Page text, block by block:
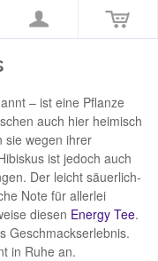
– ist eine Pflanze
auch hier heimisch
sie wegen ihrer
ist jedoch auch
Der leicht säuerlich-
Note für allerlei
diesen Energy Tee.
Geschmackserlebnis.
in Ruhe an.